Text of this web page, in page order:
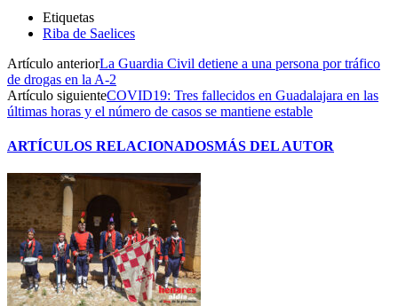
Etiquetas
Riba de Saelices
Artículo anteriorLa Guardia Civil detiene a una persona por tráfico
de drogas en la A-2
Artículo siguienteCOVID19: Tres fallecidos en Guadalajara en las
últimas horas y el número de casos se mantiene estable
ARTÍCULOS RELACIONADOSMÁS DEL AUTOR